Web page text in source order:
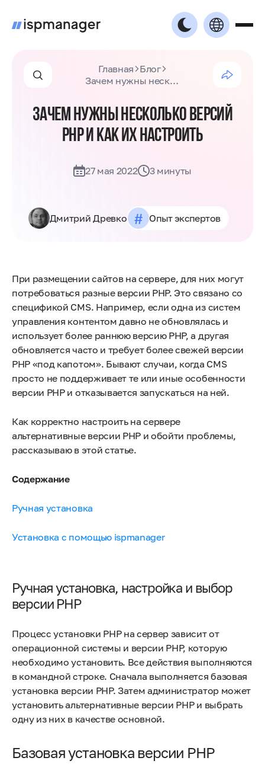
Главная Блог
Зачем нужны несколько версий PHP и как их настроить
ЗАЧЕМ НУЖНЫ НЕСКОЛЬКО ВЕРСИЙ
PHP И КАК ИХ НАСТРОИТЬ
27 мая 2022 3 минуты
Дмитрий Древко # Опыт экспертов
При размещении сайтов на сервере, для них могут
потребоваться разные версии PHP. Это связано со
спецификой CMS. Например, если одна из систем
управления контентом давно не обновлялась и
использует более раннюю версию PHP, а другая
обновляется часто и требует более свежей версии
PHP «под капотом». Бывают случаи, когда CMS
просто не поддерживает те или иные особенности
версии PHP и отказывается запускаться на ней.
Как корректно настроить на сервере
альтернативные версии PHP и обойти проблемы,
рассказываю в этой статье.
Содержание
Ручная установка
Установка с помощью ispmanager
Ручная установка, настройка и выбор
версии PHP
Процесс установки PHP на сервер зависит от
операционной системы и версии PHP, которую
необходимо установить. Все действия выполняются
в командной строке. Сначала выполняется базовая
установка версии PHP. Затем администратор может
установить альтернативные версии PHP и выбрать
одну из них в качестве основной.
Базовая установка версии PHP